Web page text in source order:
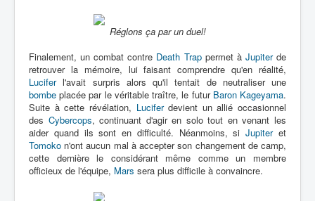
Réglons ça par un duel!
Finalement, un combat contre Death Trappermet à Jupiterde
retrouver la mémoire, lui faisant comprendre qu'en réalité,
Luciferl'avait surpris alors qu'il tentait de neutraliser une
bombe placée par le véritable traître, le futur Baron Kageyama.
Suite à cette révélation, Luciferdevient un allié occasionnel
des Cybercops, continuant d'agir en solo tout en venant les
aider quand ils sont en difficulté. Néanmoins, siJupiteret
Tomoko n'ont aucun mal à accepter son changement de camp,
cette dernière le considérant même comme un membre
officieux de l'équipe, Mars sera plus difficile à convaincre.